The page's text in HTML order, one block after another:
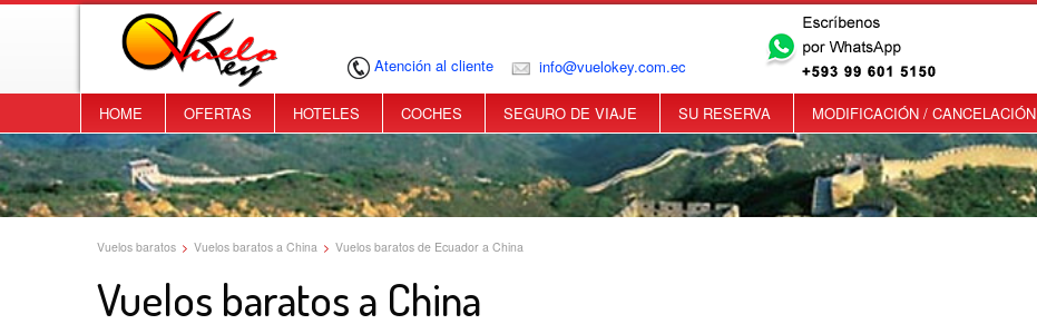
Atención al cliente
info@vuelokey.com.ec
HOME OFERTAS HOTELES COCHES SEGURO DE VIAJE SU RESERVA MODIFICACIÓN / CANCELACIÓN
Vuelos baratos > Vuelos baratos a China > Vuelos baratos de Ecuador a China
Vuelos baratos a China